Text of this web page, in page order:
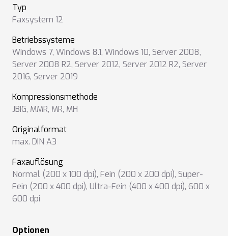
Typ
Faxsystem 12
Betriebssysteme
Windows 7, Windows 8.1, Windows 10, Server 2008,
Server 2008 R2, Server 2012, Server 2012 R2, Server
2016, Server 2019
Kompressionsmethode
JBIG, MMR, MR, MH
Originalformat
max. DIN A3
Faxauflösung
Normal (200 x 100 dpi), Fein (200 x 200 dpi), Super-
Fein (200 x 400 dpi), Ultra-Fein (400 x 400 dpi), 600 x
600 dpi
Optionen